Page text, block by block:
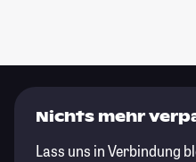
Nichts mehr
Lass uns in Verbindung